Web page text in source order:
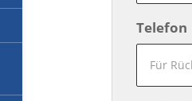
Telefon